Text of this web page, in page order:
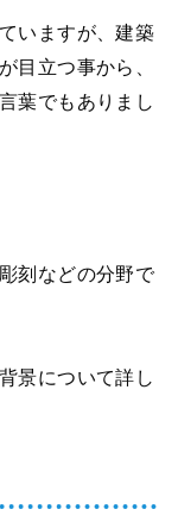
いますが、建築
目立つ事から、
葉でもありまし
刻などの分野で
景について詳し